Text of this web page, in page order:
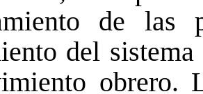
de las
del
obrero.